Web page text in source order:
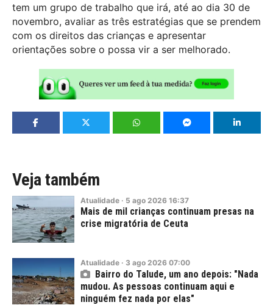
tem um grupo de trabalho que irá, até ao dia 30 de
novembro, avaliar as três estratégias que se prendem
com os direitos das crianças e apresentar
orientações sobre o possa vir a ser melhorado.
Veja também
Atualidade · 5 ago 2026 16:37
Mais de mil crianças continuam presas na
crise migratória de Ceuta
Atualidade · 3 ago 2026 07:00
Bairro do Talude, um ano depois: "Nada
mudou. As pessoas continuam aqui e
ninguém fez nada por elas"